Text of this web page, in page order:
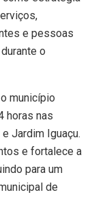
e pessoas
o
município
horas nas
Jardim Iguaçu.
e fortalece a
para um
de